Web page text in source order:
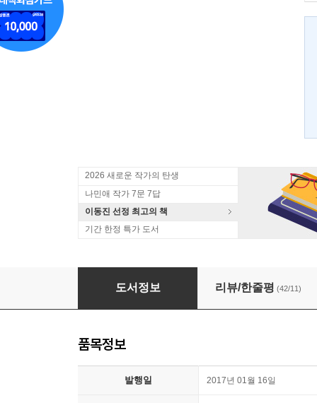
2026 새로운 작가의 탄생
나민애 작가 7문 7답
이동진 선정 최고의 책
기간 한정 특가 도서
문제가 있습니다
도서정보 리뷰/한줄평 (42/11)
품목정보
발행일 2017년 01월 16일